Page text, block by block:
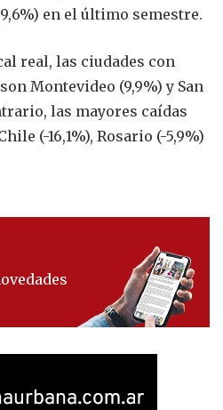
en el último semestre.
real, las ciudades con
Montevideo (9,9%) y San
las mayores caídas
(-16,1%), Rosario (-5,9%)